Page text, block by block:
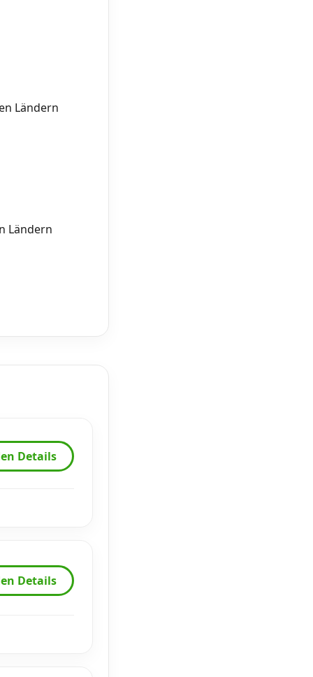
Ländern
Ländern
Details
Details